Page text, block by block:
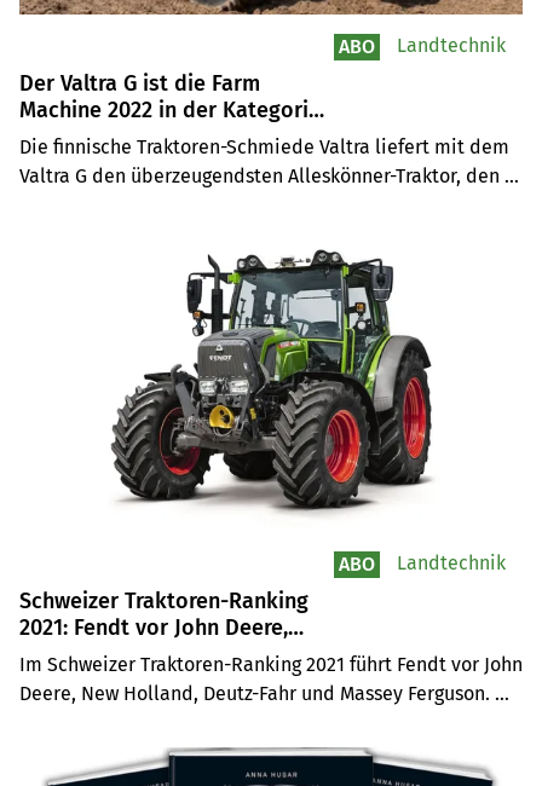
Der Valtra G ist die Farm
Machine 2022 in der Kategorie
Allround-Traktor
Die finnische Traktoren-Schmiede Valtra liefert mit dem
Valtra G den überzeugendsten Alleskönner-Traktor, den
ABO Landtechnik
Schweizer Traktoren-Ranking
2021: Fendt vor John Deere,
New Holland, Deutz-Fahr und
Massey Ferguson
Im Schweizer Traktoren-Ranking 2021 führt Fendt vor John
Deere, New Holland, Deutz-Fahr und Massey Ferguson.
zugelassen –291 Traktoren oder 14,3 Prozent mehr als im
Vorjahr. Und dies trotz unterbrochenen Lieferketten.
ABO Landtechnik